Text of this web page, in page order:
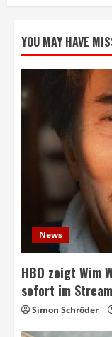
YOU MAY HAVE
News
HBO zeigt Wim
sofort im Stream
Simon Schröder